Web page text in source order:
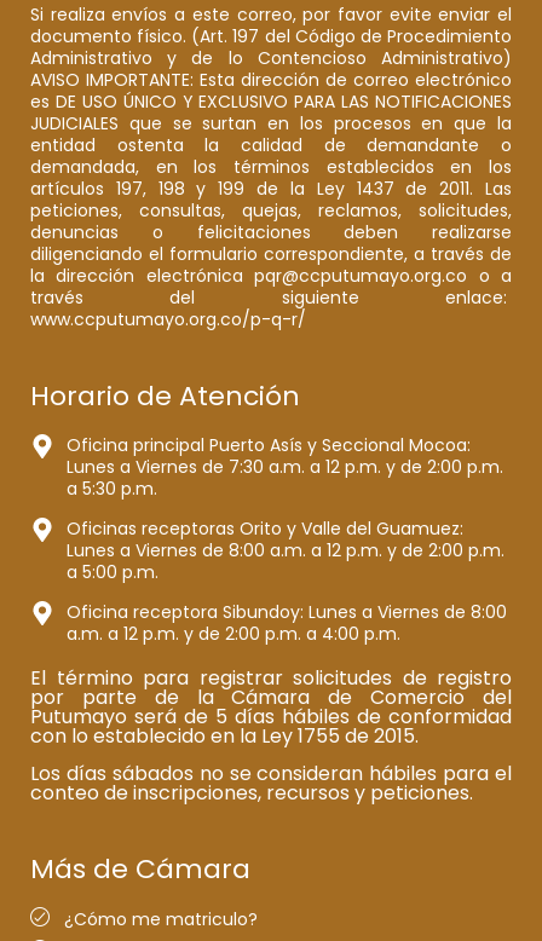
Si realiza envíos a este correo, por favor evite enviar el
documento físico. (Art. 197 del Código de Procedimiento
Administrativo y de lo Contencioso Administrativo)
AVISO IMPORTANTE: Esta dirección de correo electrónico
es DE USO ÚNICO Y EXCLUSIVO PARA LAS NOTIFICACIONES
JUDICIALES que se surtan en los procesos en que la
entidad ostenta la calidad de demandante o
demandada, en los términos establecidos en los
artículos 197, 198 y 199 de la Ley 1437 de 2011. Las
peticiones, consultas, quejas, reclamos, solicitudes,
denuncias o felicitaciones deben realizarse
diligenciando el formulario correspondiente, a través de
la dirección electrónica pqr@ccputumayo.org.co o a
través del siguiente enlace:
www.ccputumayo.org.co/p-q-r/
Horario de Atención
Oficina principal Puerto Asís y Seccional Mocoa:
Lunes a Viernes de 7:30 a.m. a 12 p.m. y de 2:00 p.m.
a 5:30 p.m.
Oficinas receptoras Orito y Valle del Guamuez:
Lunes a Viernes de 8:00 a.m. a 12 p.m. y de 2:00 p.m.
a 5:00 p.m.
Oficina receptora Sibundoy: Lunes a Viernes de 8:00
a.m. a 12 p.m. y de 2:00 p.m. a 4:00 p.m.
El término para registrar solicitudes de registro
por parte de la Cámara de Comercio del
Putumayo será de 5 días hábiles de conformidad
con lo establecido en la Ley 1755 de 2015.
Los días sábados no se consideran hábiles para el
conteo de inscripciones, recursos y peticiones.
Más de Cámara
¿Cómo me matriculo?